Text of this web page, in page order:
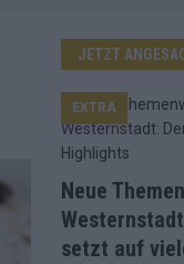
JETZT
Neue
setzt auf
EXTRA